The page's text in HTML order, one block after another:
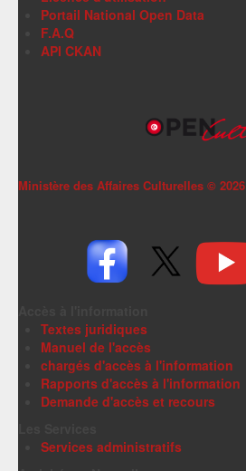
Portail National Open Data
F.A.Q
API CKAN
Ministère des Affaires Culturelles © 2026
Textes juridiques
Manuel de l'accès
chargés d'accès à l'information
Rapports d'accès à l'information
Demande d'accès et recours
Services administratifs